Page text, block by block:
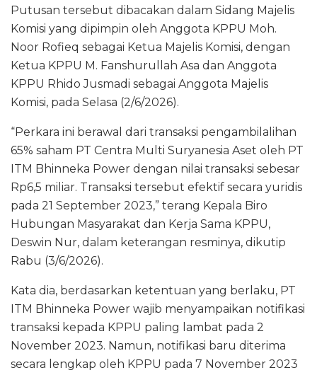
Putusan tersebut dibacakan dalam Sidang Majelis
Komisi yang dipimpin oleh Anggota KPPU Moh.
Noor Rofieq sebagai Ketua Majelis Komisi, dengan
Ketua KPPU M. Fanshurullah Asa dan Anggota
KPPU Rhido Jusmadi sebagai Anggota Majelis
Komisi, pada Selasa (2/6/2026).
“Perkara ini berawal dari transaksi pengambilalihan
65% saham PT Centra Multi Suryanesia Aset oleh PT
ITM Bhinneka Power dengan nilai transaksi sebesar
Rp6,5 miliar. Transaksi tersebut efektif secara yuridis
pada 21 September 2023,” terang Kepala Biro
Hubungan Masyarakat dan Kerja Sama KPPU,
Deswin Nur, dalam keterangan resminya, dikutip
Rabu (3/6/2026).
Kata dia, berdasarkan ketentuan yang berlaku, PT
ITM Bhinneka Power wajib menyampaikan notifikasi
transaksi kepada KPPU paling lambat pada 2
November 2023. Namun, notifikasi baru diterima
secara lengkap oleh KPPU pada 7 November 2023